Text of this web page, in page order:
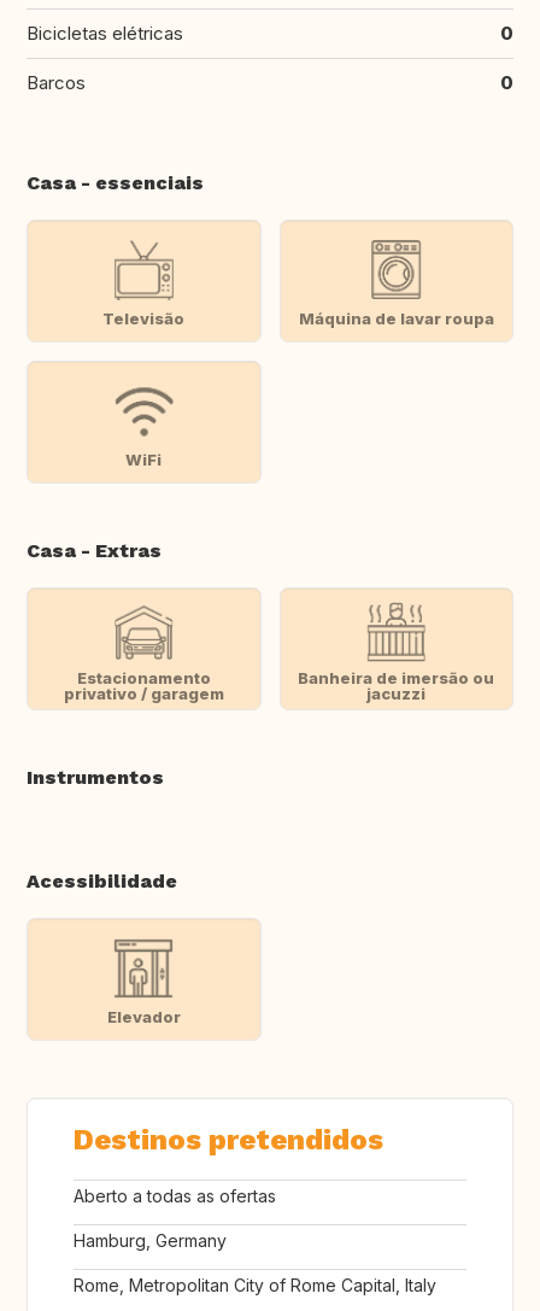
Bicicletas elétricas 0
Barcos 0
Casa - essenciais
Televisão Máquina de lavar roupa
WiFi
Casa - Extras
Estacionamento
privativo / garagem
Banheira de imersão ou
jacuzzi
Instrumentos
Acessibilidade
Elevador
Destinos pretendidos
Aberto a todas as ofertas
Hamburg, Germany
Rome, Metropolitan City of Rome Capital, Italy